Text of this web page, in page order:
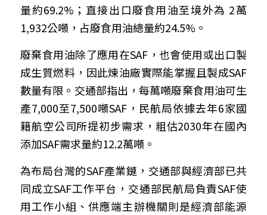
量約69.2%；直接出口廢食用油至境外為 2萬
1,932公噸，占廢食用油總量約24.5%。
廢棄食用油除了應用在SAF，也會使用或出口製
成生質燃料，因此煉油廠實際能掌握且製成SAF
數量有限。交通部指出，每萬噸廢棄食用油可生
產7,000至7,500噸SAF，民航局依據去年6家國
籍航空公司所提初步需求，粗估2030年在國內
添加SAF需求量約12.2萬噸。
為布局台灣的SAF產業鏈，交通部與經濟部已共
同成立SAF工作平台，交通部民航局負責SAF使
用工作小組、供應端主辦機關則是經濟部能源